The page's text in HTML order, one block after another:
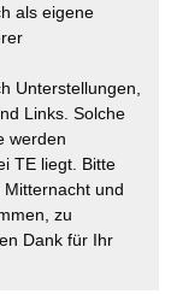
als eigene
Unterstellungen,
Links. Solche
werden
TE liegt. Bitte
und
zu
Dank für Ihr